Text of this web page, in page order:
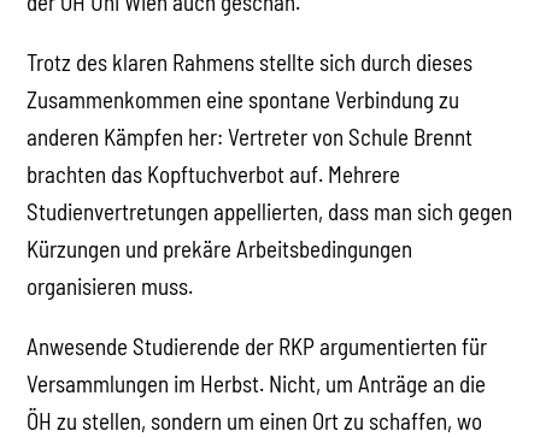
Trotz des klaren Rahmens stellte sich durch dieses
Zusammenkommen eine spontane Verbindung zu
anderen Kämpfen her: Vertreter von Schule Brennt
brachten das Kopftuchverbot auf. Mehrere
Studienvertretungen appellierten, dass man sich gegen
Kürzungen und prekäre Arbeitsbedingungen
organisieren muss.
Anwesende Studierende der RKP argumentierten für
Versammlungen im Herbst. Nicht, um Anträge an die
ÖH zu stellen, sondern um einen Ort zu schaffen, wo